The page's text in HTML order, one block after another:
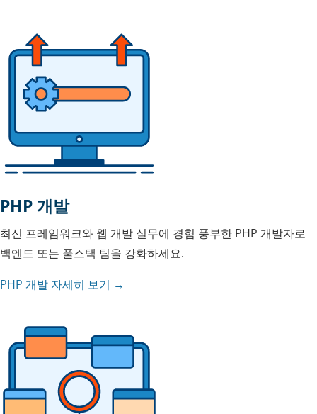
PHP 개발
최신 프레임워크와 웹 개발 실무에 경험 풍부한 PHP 개발자로
백엔드 또는 풀스택 팀을 강화하세요.
PHP 개발 자세히 보기 →